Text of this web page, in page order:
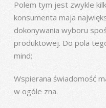
Polem tym jest zwykle
konsumenta maja
dokonywania wyboru
produktowej. Do pola
mind;
Wspierana świadomość
w ogóle zna.